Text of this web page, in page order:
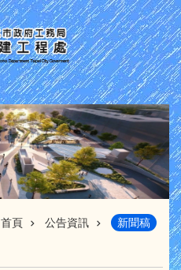
首頁 公告資訊 新聞稿